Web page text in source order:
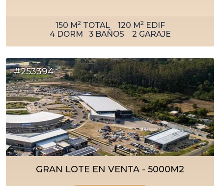
150 M2TOTAL 120 M2EDIF
4DORM 3BAÑOS 2 GARAJE
#253394
GRAN LOTE EN VENTA - 5000M2